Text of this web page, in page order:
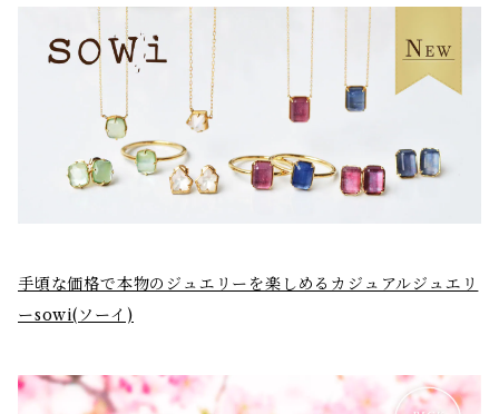
手頃な価格で本物のジュエリーを楽しめるカジュアルジュエリ
ーsowi(ソーイ)